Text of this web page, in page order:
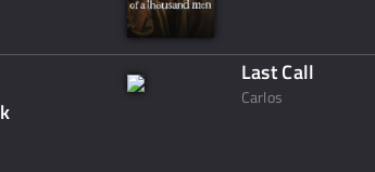
Last Call
Carlos